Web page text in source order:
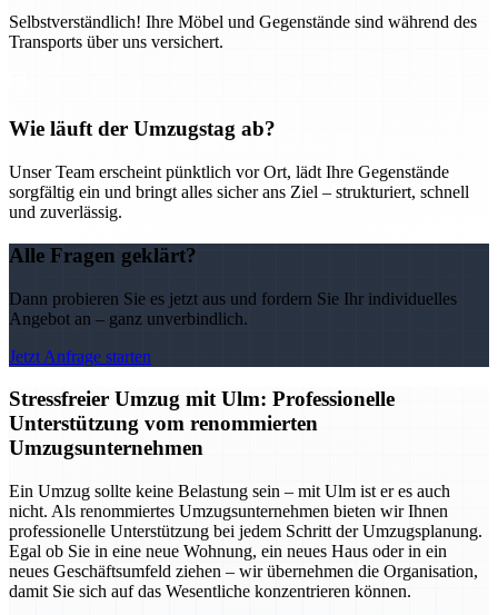
Selbstverständlich! Ihre Möbel und Gegenstände sind während des
Transports über uns versichert.
Wie läuft der Umzugstag ab?
Unser Team erscheint pünktlich vor Ort, lädt Ihre Gegenstände
sorgfältig ein und bringt alles sicher ans Ziel – strukturiert, schnell
und zuverlässig.
Alle Fragen geklärt?
Dann probieren Sie es jetzt aus und fordern Sie Ihr individuelles
Angebot an – ganz unverbindlich.
Jetzt Anfrage starten
Stressfreier Umzug mit Ulm: Professionelle
Unterstützung vom renommierten
Umzugsunternehmen
Ein Umzug sollte keine Belastung sein – mit Ulm ist er es auch
nicht. Als renommiertes Umzugsunternehmen bieten wir Ihnen
professionelle Unterstützung bei jedem Schritt der Umzugsplanung.
Egal ob Sie in eine neue Wohnung, ein neues Haus oder in ein
neues Geschäftsumfeld ziehen – wir übernehmen die Organisation,
damit Sie sich auf das Wesentliche konzentrieren können.